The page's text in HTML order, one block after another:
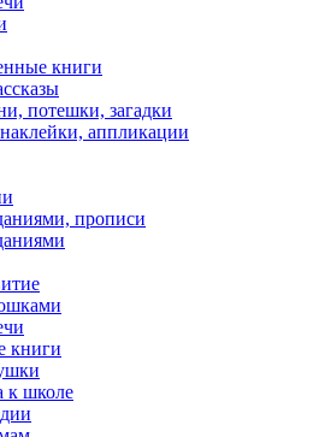
книги
потешки, загадки
аппликации
прописи
книги
к школе